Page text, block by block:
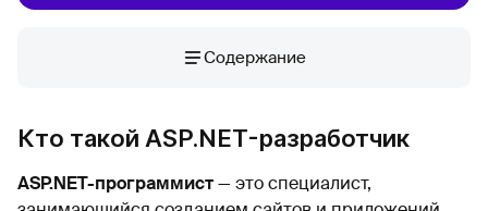
Содержание
Кто такой ASP.NET-разработчик
ASP.NET-программист— это специалист,